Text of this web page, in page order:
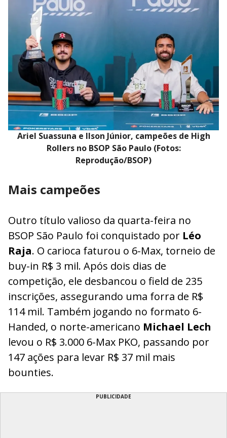
Ariel Suassuna e Ilson Júnior, campeões de High
Rollers no BSOP São Paulo (Fotos:
Reprodução/BSOP)
Mais campeões
Outro título valioso da quarta-feira no
BSOP São Paulo foi conquistado por Léo
Raja. O carioca faturou o 6-Max, torneio de
buy-in R$ 3 mil. Após dois dias de
competição, ele desbancou o field de 235
inscrições, assegurando uma forra de R$
114 mil. Também jogando no formato 6-
Handed, o norte-americano Michael Lech
levou o R$ 3.000 6-Max PKO, passando por
147 ações para levar R$ 37 mil mais
bounties.
PUBLICIDADE